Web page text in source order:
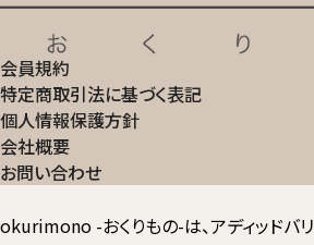
会員規約
特定商取引法に基づく表記
個人情報保護方針
会社概要
お問い合わせ
okurimono -おくりもの-は、アディッドバリ